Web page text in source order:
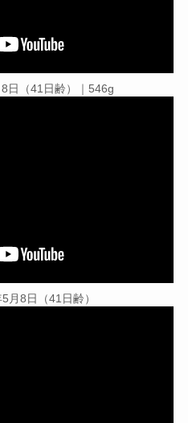
日（41日齢）｜546g
月8日（41日齢）